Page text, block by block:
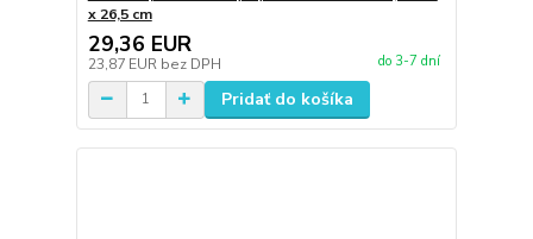
x 26,5 cm
29,36 EUR
23,87 EUR bez DPH do 3-7 dní
Pridať do košíka